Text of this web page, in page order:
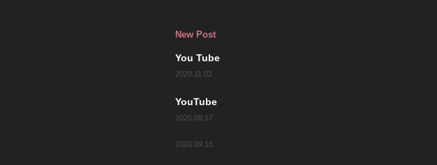
New Post
You Tube
2020.11.02
YouTube
2020.09.17
2020.09.15